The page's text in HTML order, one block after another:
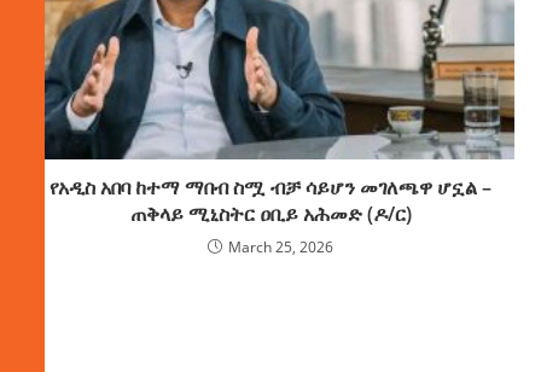
የአዲስ አበባ ከተማ ማበብ ስሟ ብቻ ሳይሆን መገለጫዋ ሆኗል –
ጠቅላይ ሚኒስትር ዐቢይ አሕመድ (ዶ/ር)
March 25, 2026